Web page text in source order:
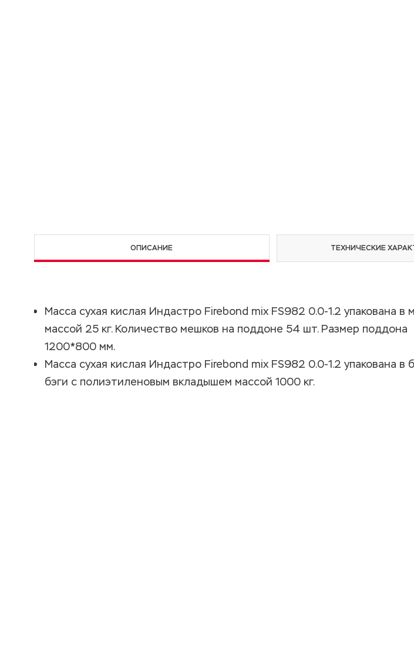
ОПИСАНИЕ ТЕХНИЧЕСКИЕ
Масса сухая кислая Индастро Firebond mix FS982 0.0-1.2 упакована в
массой 25 кг. Количество мешков на поддоне 54 шт. Размер поддона
1200*800 мм.
Масса сухая кислая Индастро Firebond mix FS982 0.0-1.2 упакована в
бэги с полиэтиленовым вкладышем массой 1000 кг.